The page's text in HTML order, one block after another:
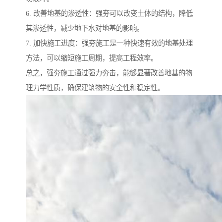
6. 改善地基的渗透性：强夯可以改变土体的结构，降低
其渗透性，减少地下水对地基的影响。
7. 加快施工进度：强夯施工是一种快速有效的地基处理
方法，可以缩短施工周期，提高工程效率。
总之，强夯施工通过强力夯击，能够显著改善地基的物
理力学性质，确保建筑物的安全性和稳定性。